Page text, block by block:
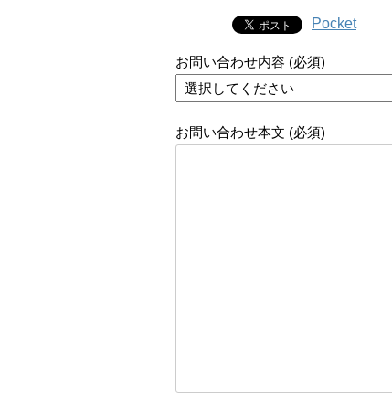
Pocket
お問い合わせ内容 (必須)
お問い合わせ本文 (必須)